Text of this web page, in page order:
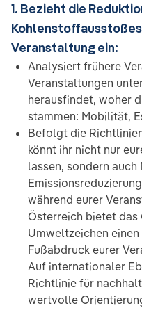
1. Bezieht die
Veranstaltung ein:
Analysiert frühere
Veranstaltungen
herausfindet, woher
stammen: Mobilität,
Befolgt die
könnt ihr nicht nur
lassen, sondern auch
während eurer
Österreich bietet das
Umweltzeichen
Fußabdruck eurer
Auf internationaler
Richtlinie für
wertvolle